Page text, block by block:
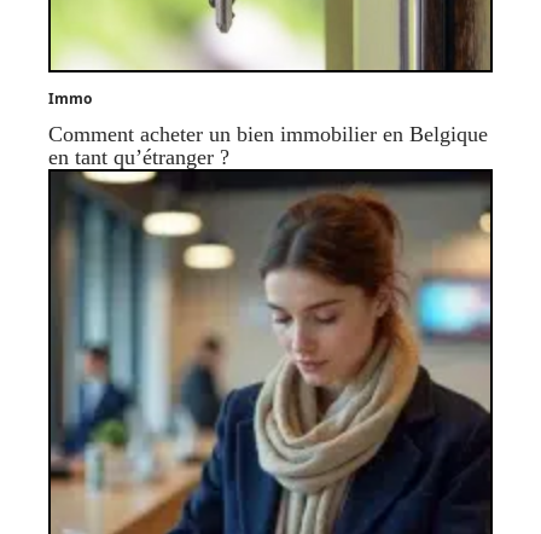
Immo
Comment acheter un bien immobilier en Belgique
en tant qu’étranger ?